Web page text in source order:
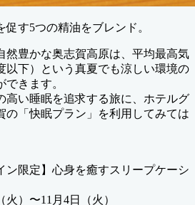
す5つの精油をブレンド。
然豊かな奥志賀高原は、平均最高気
以下）という真夏でも涼しい環境の
きます。
高い睡眠を追求する旅に、ホテルグ
の「快眠プラン」を利用してみては
ン限定】心身を癒すスリープケーシ
火）〜11月4日（火）